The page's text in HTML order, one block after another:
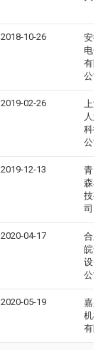
2018-10-26
安徽
电子
有限
公司
2019-02-26
上海
人意
科技
公司
2019-12-13
青岛
森石
技有
司
2020-04-17
合肥
皖安
设备
公司
2020-05-19
嘉兴
机械
有限